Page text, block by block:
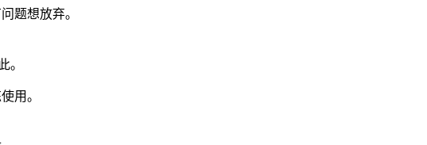
题想放弃。
。
用。